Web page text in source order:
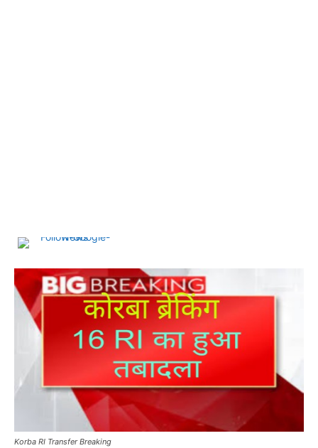
Korba RI Transfer Breaking